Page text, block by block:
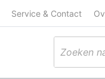
Service & Contact